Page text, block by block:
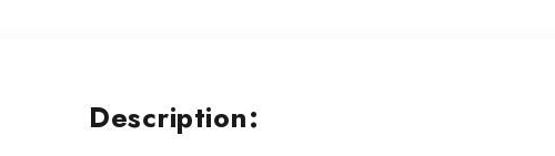
Description: